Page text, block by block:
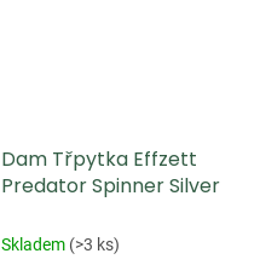
Dam Třpytka Effzett
Predator Spinner Silver
Skladem (>3 ks)